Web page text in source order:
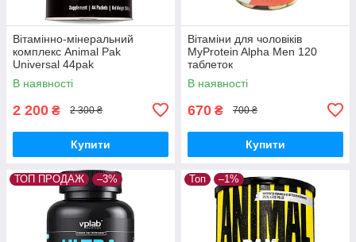
Вітамінно-мінеральний
комплекс Animal Pak
Universal 44pak
В наявності
2 200 ₴ 2 300 ₴
Купити
Вітаміни для чоловіків
MyProtein Alpha Men 120
таблеток
В наявності
670 ₴ 700 ₴
Купити
ТОП ПРОДАЖ –3% Топ –1%